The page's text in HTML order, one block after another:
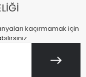
kaçırmamak için